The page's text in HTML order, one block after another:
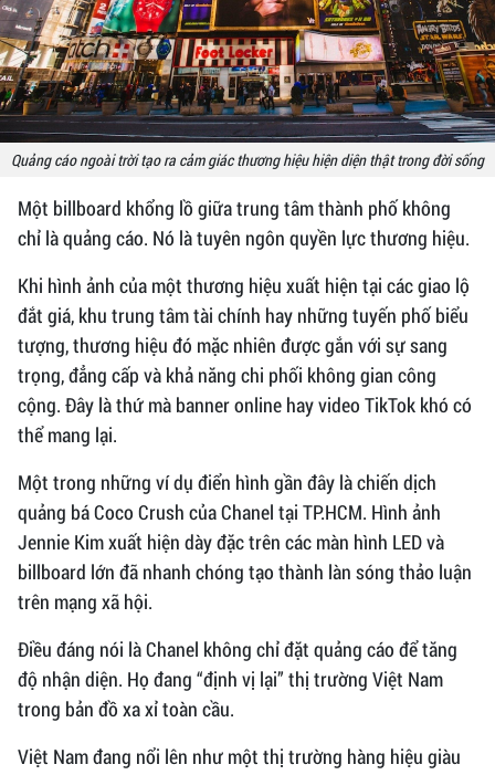
Quảng cáo ngoài trời tạo ra cảm giác thương hiệu hiện diện thật trong đời sống
Một billboard khổng lồ giữa trung tâm thành phố không
chỉ là quảng cáo. Nó là tuyên ngôn quyền lực thương hiệu.
Khi hình ảnh của một thương hiệu xuất hiện tại các giao lộ
đắt giá, khu trung tâm tài chính hay những tuyến phố biểu
tượng, thương hiệu đó mặc nhiên được gắn với sự sang
trọng, đẳng cấp và khả năng chi phối không gian công
cộng. Đây là thứ mà banner online hay video TikTok khó có
thể mang lại.
Một trong những ví dụ điển hình gần đây là chiến dịch
quảng bá Coco Crush của Chanel tại TP.HCM. Hình ảnh
Jennie Kim xuất hiện dày đặc trên các màn hình LED và
billboard lớn đã nhanh chóng tạo thành làn sóng thảo luận
trên mạng xã hội.
Điều đáng nói là Chanel không chỉ đặt quảng cáo để tăng
độ nhận diện. Họ đang “định vị lại” thị trường Việt Nam
trong bản đồ xa xỉ toàn cầu.
Việt Nam đang nổi lên như một thị trường hàng hiệu giàu